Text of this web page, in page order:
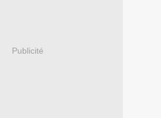
Publicité